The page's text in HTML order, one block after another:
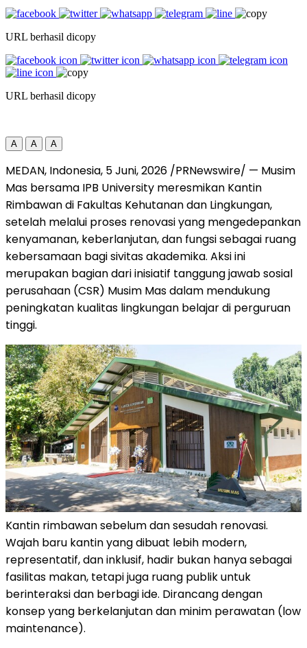
URL berhasil dicopy
URL berhasil dicopy
A A A
MEDAN, Indonesia, 5Juni, 2026 /PRNewswire/ — Musim
Mas bersama IPB University meresmikan Kantin
Rimbawan di Fakultas Kehutanan dan Lingkungan,
setelah melalui proses renovasi yang mengedepankan
kenyamanan, keberlanjutan, dan fungsi sebagai ruang
kebersamaan bagi sivitas akademika. Aksi ini
merupakan bagian dari inisiatif tanggung jawab sosial
perusahaan (CSR) Musim Mas dalam mendukung
peningkatan kualitas lingkungan belajar di perguruan
tinggi.
Kantin rimbawan sebelum dan sesudah renovasi.
Wajah baru kantin yang dibuat lebih modern,
representatif, dan inklusif, hadir bukan hanya sebagai
fasilitas makan, tetapi juga ruang publik untuk
berinteraksi dan berbagi ide. Dirancang dengan
konsep yang berkelanjutan dan minim perawatan (low
maintenance).